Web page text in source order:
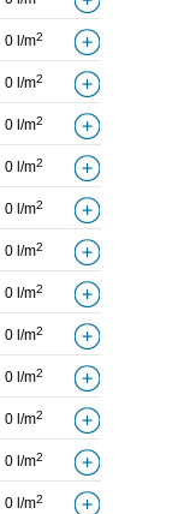
0 l/m2
0 l/m2
0 l/m2
0 l/m2
0 l/m2
0 l/m2
0 l/m2
0 l/m2
0 l/m2
0 l/m2
0 l/m2
0 l/m2